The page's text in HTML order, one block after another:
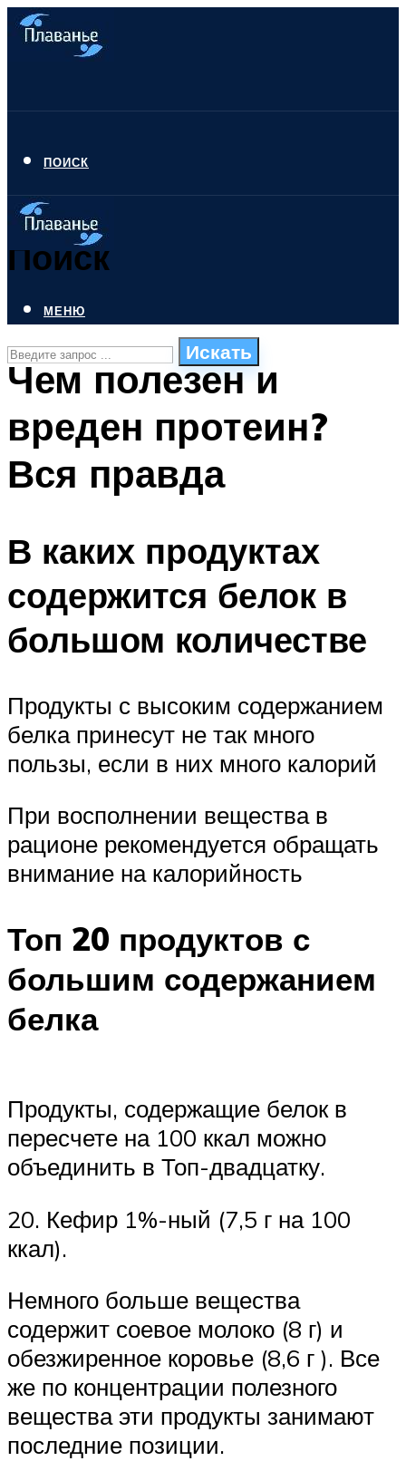
ПОИСК
Поиск
Искать
ПЛАВАНЬЕ ДЛЯ ДЕТЕЙ
БАССЕЙН ДЛЯ ДОМА
МЕНЮ
МЕНЮ
Чем полезен и
вреден протеин?
Вся правда
В каких продуктах
содержится белок в
большом количестве
Продукты с высоким содержанием
белка принесут не так много
пользы, если в них много калорий
При восполнении вещества в
рационе рекомендуется обращать
внимание на калорийность
Топ 20 продуктов с
большим содержанием
белка
Продукты, содержащие белок в
пересчете на 100 ккал можно
объединить в Топ-двадцатку.
20. Кефир 1%-ный (7,5 г на 100
ккал).
Немного больше вещества
содержит соевое молоко (8 г) и
обезжиренное коровье (8,6 г ). Все
же по концентрации полезного
вещества эти продукты занимают
последние позиции.